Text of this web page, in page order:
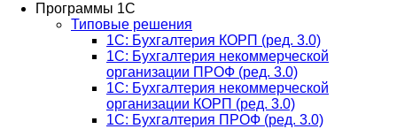
Программы 1С
Типовые решения
1C: Бухгалтерия КОРП (ред. 3.0)
1С: Бухгалтерия некоммерческой
организации ПРОФ (ред. 3.0)
1С: Бухгалтерия некоммерческой
организации КОРП (ред. 3.0)
1C: Бухгалтерия ПРОФ (ред. 3.0)